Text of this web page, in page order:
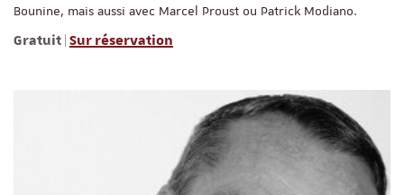
Bounine, mais aussi avec Marcel Proust ou Patrick Modiano.
Gratuit | Sur réservation